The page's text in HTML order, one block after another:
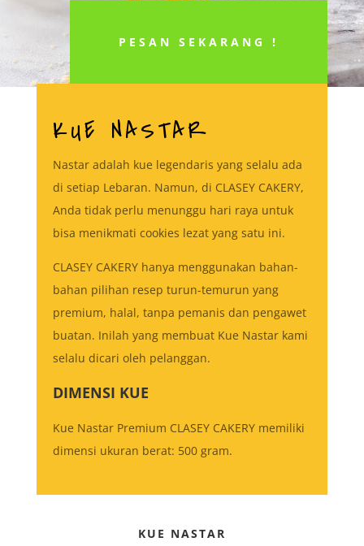
PESAN SEKARANG !
KUE NASTAR
Nastar adalah kue legendaris yang selalu ada
di setiap Lebaran. Namun, di CLASEY CAKERY,
Anda tidak perlu menunggu hari raya untuk
bisa menikmati cookies lezat yang satu ini.
CLASEY CAKERY hanya menggunakan bahan-
bahan pilihan resep turun-temurun yang
premium, halal, tanpa pemanis dan pengawet
buatan. Inilah yang membuat Kue Nastar kami
selalu dicari oleh pelanggan.
DIMENSI KUE
Kue Nastar Premium CLASEY CAKERY memiliki
dimensi ukuran berat: 500 gram.
KUE NASTAR